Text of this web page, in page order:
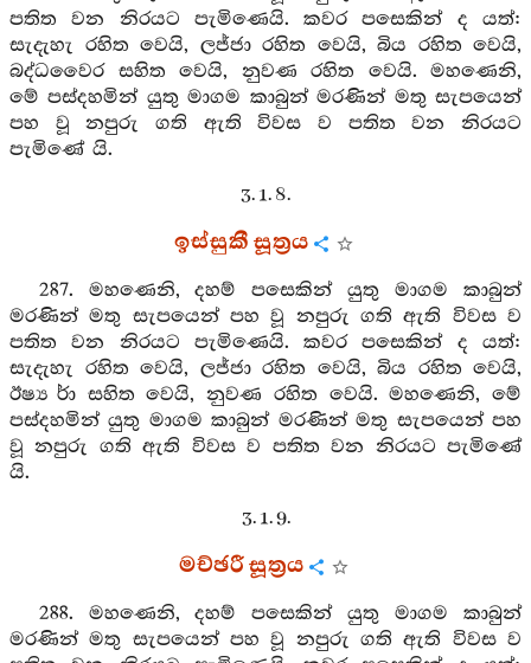
පතිත වන නිරයට පැමිණෙයි. කවර පසෙකින් ද යත්:
සැදැහැ රහිත වෙයි, ලජ්ජා රහිත වෙයි, බිය රහිත වෙයි,
බද්ධවෛර සහිත වෙයි, නුවණ රහිත වෙයි. මහණෙනි,
මේ පස්දහමින් යුතු මාගම කාබුන් මරණින් මතු සැපයෙන්
පහ වූ නපුරු ගති ඇති විවස ව පතිත වන නිරයට
පැමිණේ යි.
3. 1. 8.
ඉස්සුකී සූත්‍රය
287. මහණෙනි, දහම් පසෙකින් යුතු මාගම කාබුන්
මරණින් මතු සැපයෙන් පහ වූ නපුරු ගති ඇති විවස ව
පතිත වන නිරයට පැමිණෙයි. කවර පසෙකින් ද යත්:
සැදැහැ රහිත වෙයි, ලජ්ජා රහිත වෙයි, බිය රහිත වෙයි,
ඊෂ්‍යර්‍ා සහිත වෙයි, නුවණ රහිත වෙයි. මහණෙනි, මේ
පස්දහමින් යුතු මාගම කාබුන් මරණින් මතු සැපයෙන් පහ
වූ නපුරු ගති ඇති විවස ව පතිත වන නිරයට පැමිණේ
යි.
3. 1. 9.
මච්ඡරී සූත්‍රය
288. මහණෙනි, දහම් පසෙකින් යුතු මාගම කාබුන්
මරණින් මතු සැපයෙන් පහ වූ නපුරු ගති ඇති විවස ව